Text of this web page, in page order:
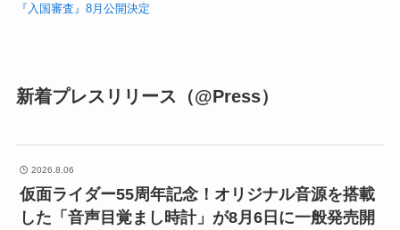
『入国審査』8月公開決定
新着プレスリリース（@Press）
2026.8.06
仮面ライダー55周年記念！オリジナル音源を搭載
した「音声目覚まし時計」が8月6日に一般発売開